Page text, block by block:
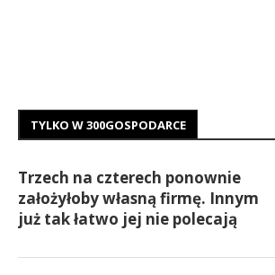
TYLKO W 300GOSPODARCE
Trzech na czterech ponownie
założyłoby własną firmę. Innym
już tak łatwo jej nie polecają